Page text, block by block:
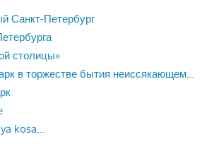
Санкт-Петербург
столицы»
в торжестве бытия неиссякающем…
kosa…